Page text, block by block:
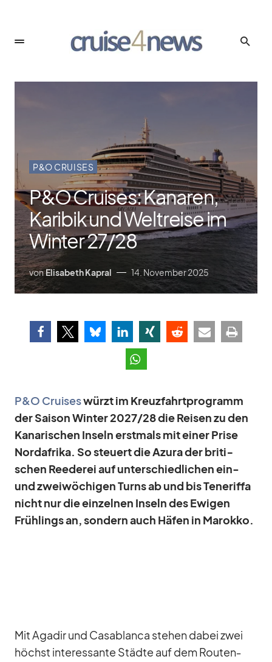
P&O CRUISES
P&O Cruises: Kanaren,
Karibik und Weltreise im
Winter 27/​28
vonElisabeth Kapral 14. November 2025
P&O Crui­seswürzt im Kreuz­fahrt­pro­gramm
der Sai­son Win­ter 2027/​28 die Rei­sen zu den
Ka­na­ri­schen In­seln erst­mals mit ei­ner Prise
Nord­afrika. So steu­ert die Azura der bri­ti­
schen Ree­de­rei auf un­ter­schied­li­chen ein-
und zwei­wö­chi­gen Turns ab und bis Te­ne­riffa
nicht nur die ein­zel­nen In­seln des Ewi­gen
Früh­lings an, son­dern auch Hä­fen in Ma­rokko.
Mit Aga­dir und Ca­sa­blanca ste­hen da­bei zwei
höchst in­ter­es­sante Städte auf dem Rou­ten­